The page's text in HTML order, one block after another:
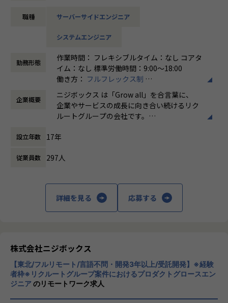
リクルートの各種サービスで利用されているデータプロダク
今回は、そのデータプロダクトの運営を推進するメンバーを
具体的には、下記のような業務をご担当いただく予定です。
・データプロダクトの運営と発生課題の解決
監視、障害対応などのシステム運用業務全般
課題の可視化と解決（スケーリング、チューニング、自動
ユーザニーズや設計内容に沿った開発
※プロジェクト例
・データ基盤システム（データレイク等） など
クトに関われる
・ただ開発するだけではなくプロダクト運営主体者としてプ
ロダクト開発に関わることで、長い期間使われ価値発揮し続
けるプロダクトを開発できるスキルを獲得できる
・高いレベルのエンジニアと共に業務することで成長できる
環境がある
職種 サーバーサイドエンジニア
システムエンジニア
勤務形態
作業時間： フレキシブルタイム：なし コアタ
イム：なし 標準労働時間：9:00〜18:00
働き方： フルフレックス制
時間外労働の有無： 有（月平均5時間～10時
間）
休憩時間： 60分
企業概要
ニジボックス は「Grow all」を合言葉に、
企業やサービスの成長に向き合い続けるリク
ルートグループの会社です。
ングなどを通じて、お客様のビジネスに伴走
私たちはこの言葉を企業のVisionとしていま
す。
とらえること。
期待を大きく超える新たな価値を共に創り出
すこと。皆さまがサービスの成長を志したと
きに、
真っ先にニジボックスを思い浮かべていただ
けることを目指しています。
設立年数 17年
従業員数 297人
詳細を見る 応募する
株式会社ニジボックス
【東北/フルリモート/言語不問・開発3年以上/受託開発】※経験
者枠※リクルートグループ案件におけるプロダクトグロースエン
ジニアのリモートワーク求人